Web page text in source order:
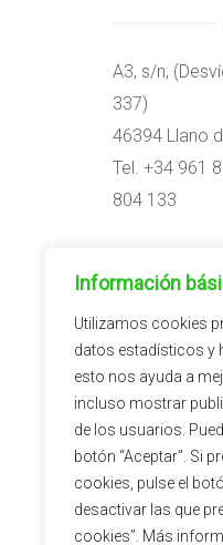
Información
Utilizamos cookies
datos estadísticos y
esto nos ayuda a
incluso mostrar
de los usuarios.
botón “Aceptar”. Si
cookies, pulse el
desactivar las que
cookies”. Más
A3, s/n,
337)
46394 Llano
Tel. +34 961
804 133
09:00h –
15:00h –